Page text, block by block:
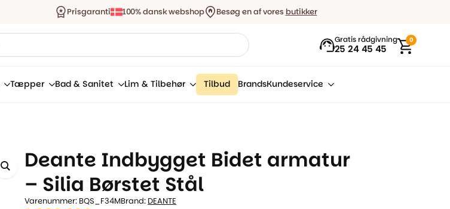
Prisgaranti 100% dansk webshop Besøg en af vores butikker
Gratis rådgivning
25 24 45 45
0
Tæpper Bad & Sanitet Lim & Tilbehør Tilbud BrandsKundeservice
Deante Indbygget Bidet armatur
– Silia Børstet Stål
Varenummer: BQS_F34MBrand: DEANTE